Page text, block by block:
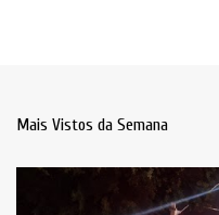
Mais Vistos da Semana